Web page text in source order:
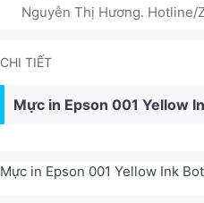
Nguyễn Thị Hương. Hotline/
CHI TIẾT
Mực in Epson 001 Yellow
Mực in Epson 001 Yellow Ink